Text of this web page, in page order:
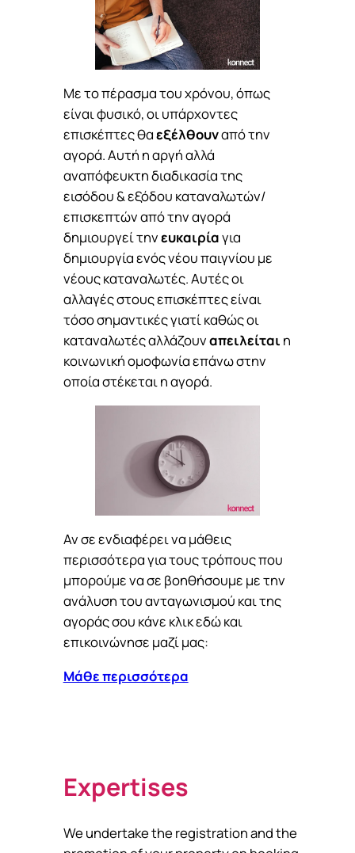
Με το πέρασμα του χρόνου, όπως
είναι φυσικό, οι υπάρχοντες
επισκέπτες θαεξέλθουναπό την
αγορά. Αυτή η αργή αλλά
αναπόφευκτη διαδικασία της
εισόδου & εξόδου καταναλωτών/
επισκεπτών από την αγορά
δημιουργεί τηνευκαιρίαγια
δημιουργία ενός νέου παιγνίου με
νέους καταναλωτές. Αυτές οι
αλλαγές στους επισκέπτες είναι
τόσο σημαντικές γιατί καθώς οι
καταναλωτές αλλάζουναπειλείται η
κοινωνική ομοφωνία επάνω στην
οποία στέκεται η αγορά.
Αν σε ενδιαφέρει να μάθεις
περισσότερα για τους τρόπους που
μπορούμε να σε βοηθήσουμε με την
ανάλυση του ανταγωνισμού και της
αγοράς σου κάνε κλικ εδώ και
επικοινώνησε μαζί μας:
Μάθε περισσότερα
Expertises
We undertake the registration and the